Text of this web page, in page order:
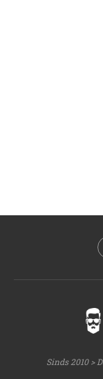
Sinds 2010 >